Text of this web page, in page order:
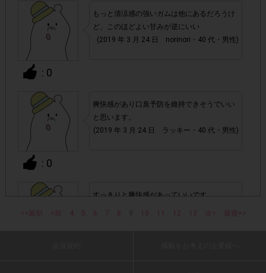
・スマートフォン、携帯電話、タブレットPCにつきまし
て、機種によってはアンケートに回答できない場合がござい
ます。
▼ポイント付与対象外
上記参加条件(対象商品・購入チェーン・回答期間・
指定購入数)以外
でのご参加
・ECサイトやネットスーパーでのご購入
・購入できなかった/指定個数を購入できなかった場合
同じレシート画像が投稿されている場合
: 0
もっと清涼感の強いガムは他にあるだろうけ
ど、このほどよい甘みが逆にいい
(2019 年 3 月 24 日 norinori・40 代・男性)
: 0
爽快感があり口臭予防を維持できそうでいい
と思います。
(2019 年 3 月 24 日 ラッキー・40 代・男性)
すっきりと爽快感があっていいです。
<<最初 <前 4 5 6 7 8 10 11 12 13 次> 最後>>